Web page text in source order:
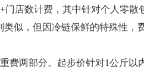
店数计费，其中针对个人零散
似，但因冷链保鲜的特殊性，
费两部分。起步价针对1公斤以